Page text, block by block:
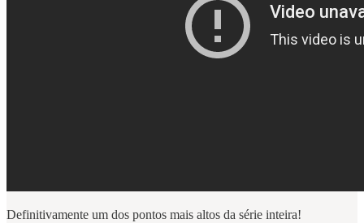
Definitivamente um dos pontos mais altos da série inteira!